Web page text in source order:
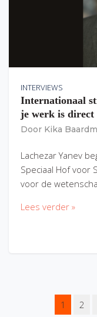
INTERVIEWS
Internationaal
je werk is direct
Door Kika
Lachezar Yanev
Speciaal Hof voor
voor de
Lees verder »
1 2